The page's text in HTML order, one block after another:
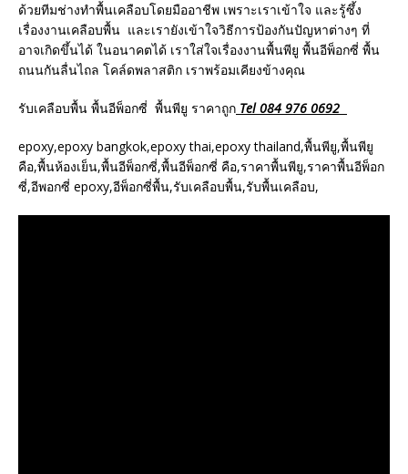
ด้วยทีมช่างทำพื้นเคลือบโดยมืออาชีพ เพราะเราเข้าใจ และรู้ซึ้ง
เรื่องงานเคลือบพื้น และเรายังเข้าใจวิธีการป้องกันปัญหาต่างๆ ที่
อาจเกิดขึ้นได้ ในอนาคตได้ เราใส่ใจเรื่องงานพื้นพียู พื้นอีพ็อกซี่ พื้น
ถนนกันลื่นไถล โคล์ดพลาสติก เราพร้อมเคียงข้างคุณ
รับเคลือบพื้น พื้นอีพ็อกซี่ พื้นพียู ราคาถูก Tel 084 976 0692
epoxy,epoxy bangkok,epoxy thai,epoxy thailand,พื้นพียู,พื้นพียู
คือ,พื้นห้องเย็น,พื้นอีพ็อกซี่,พื้นอีพ็อกซี่ คือ,ราคาพื้นพียู,ราคาพื้นอีพ็อก
ซี่,อีพอกซี่ epoxy,อีพ็อกซี่พื้น,รับเคลือบพื้น,รับพื้นเคลือบ,